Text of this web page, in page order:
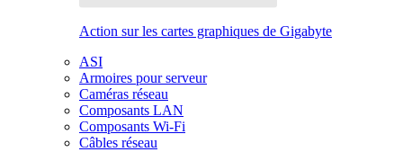
Action sur les cartes graphiques de Gigabyte
ASI
Armoires pour serveur
Caméras réseau
Composants LAN
Composants Wi-Fi
Câbles réseau